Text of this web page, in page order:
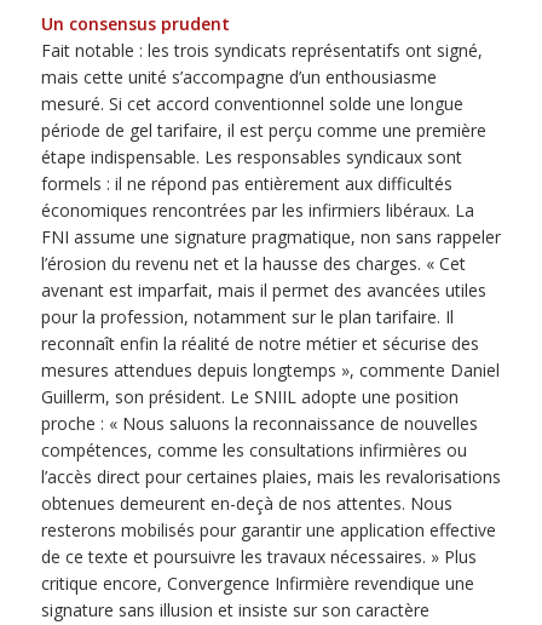
Un consensus prudent
Fait notable : les trois syndicats représentatifs ont signé,
mais cette unité s’accompagne d’un enthousiasme
mesuré. Si cet accord conventionnel solde une longue
période de gel tarifaire, il est perçu comme une première
étape indispensable. Les responsables syndicaux sont
formels : il ne répond pas entièrement aux difficultés
économiques rencontrées par les infirmiers libéraux. La
FNI assume une signature pragmatique, non sans rappeler
l’érosion du revenu net et la hausse des charges. « Cet
avenant est imparfait, mais il permet des avancées utiles
pour la profession, notamment sur le plan tarifaire. Il
reconnaît enfin la réalité de notre métier et sécurise des
mesures attendues depuis longtemps », commente Daniel
Guillerm, son président. Le SNIIL adopte une position
proche : « Nous saluons la reconnaissance de nouvelles
compétences, comme les consultations infirmières ou
l’accès direct pour certaines plaies, mais les revalorisations
obtenues demeurent en-deçà de nos attentes. Nous
resterons mobilisés pour garantir une application effective
de ce texte et poursuivre les travaux nécessaires. » Plus
critique encore, Convergence Infirmière revendique une
signature sans illusion et insiste sur son caractère